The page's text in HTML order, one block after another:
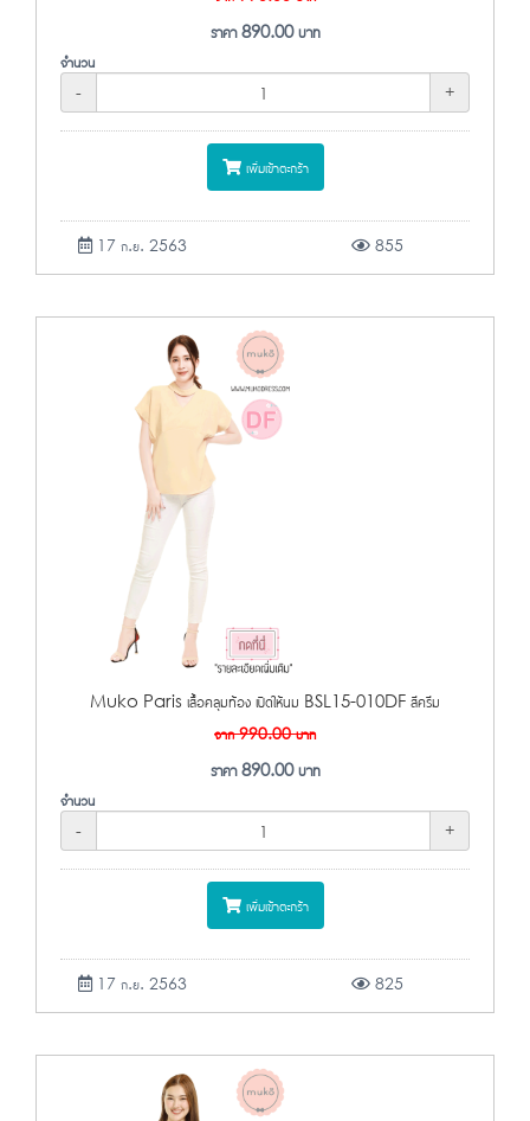
ราคา890.00บาท
จำนวน
-
+
เพิ่มเข้าตะกร้า
17 ก.ย. 2563 855
Muko Paris เสื้อคลุมท้อง เปิดให้นม BSL15-010DF สีครีม
จาก990.00บาท
ราคา890.00บาท
จำนวน
-
+
เพิ่มเข้าตะกร้า
17 ก.ย. 2563 825